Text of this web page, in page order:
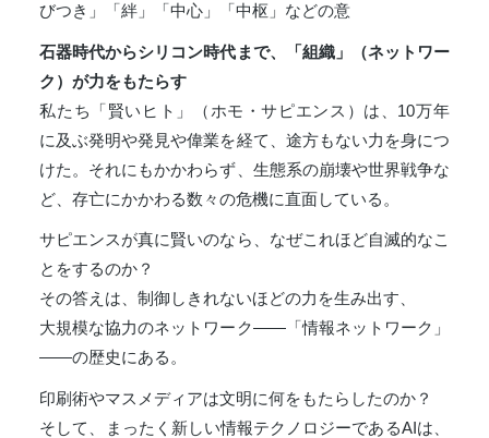
びつき」「絆」「中心」「中枢」などの意
石器時代からシリコン時代まで、「組織」（ネットワー
ク）が力をもたらす
私たち「賢いヒト」（ホモ・サピエンス）は、10万年
に及ぶ発明や発見や偉業を経て、途方もない力を身につ
けた。それにもかかわらず、生態系の崩壊や世界戦争な
ど、存亡にかかわる数々の危機に直面している。
サピエンスが真に賢いのなら、なぜこれほど自滅的なこ
とをするのか？
その答えは、制御しきれないほどの力を生み出す、
大規模な協力のネットワーク——「情報ネットワーク」
——の歴史にある。
印刷術やマスメディアは文明に何をもたらしたのか？
そして、まったく新しい情報テクノロジーであるAIは、